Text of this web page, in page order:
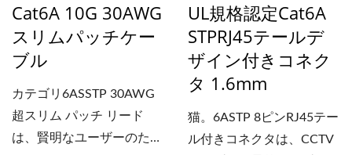
Cat6A 10G 30AWG
スリムパッチケー
ブル
カテゴリ6ASSTP 30AWG
超スリム パッチ リード
は、賢明なユーザーのため
UL規格認定Cat6A
STPRJ45テールデ
ザイン付きコネク
タ 1.6mm
猫。6ASTP 8ピンRJ45テー
ル付きコネクタは、CCTV